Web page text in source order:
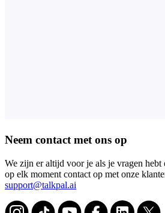
Neem contact met ons op
We zijn er altijd voor je als je vragen
op elk moment contact op met onze
support@talkpal.ai